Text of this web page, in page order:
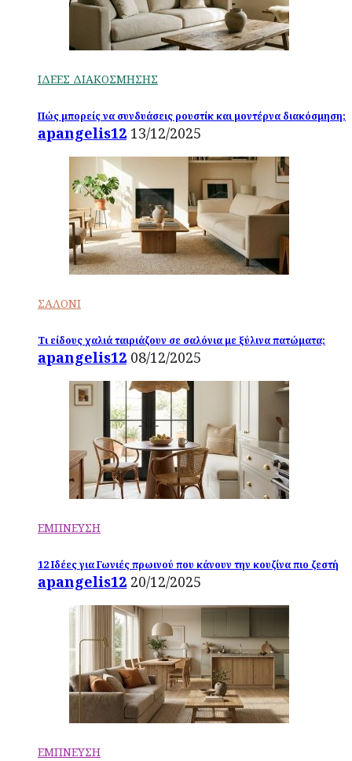
ΙΔΕΕΣ ΔΙΑΚΟΣΜΗΣΗΣ
Πώς μπορείς να συνδυάσεις ρουστίκ και μοντέρνα διακόσμηση;
apangelis12 13/12/2025
ΣΑΛΟΝΙ
Τι είδους χαλιά ταιριάζουν σε σαλόνια με ξύλινα πατώματα;
apangelis12 08/12/2025
ΕΜΠΝΕΥΣΗ
12 Ιδέες για Γωνιές πρωινού που κάνουν την κουζίνα πιο ζεστή
apangelis12 20/12/2025
ΕΜΠΝΕΥΣΗ